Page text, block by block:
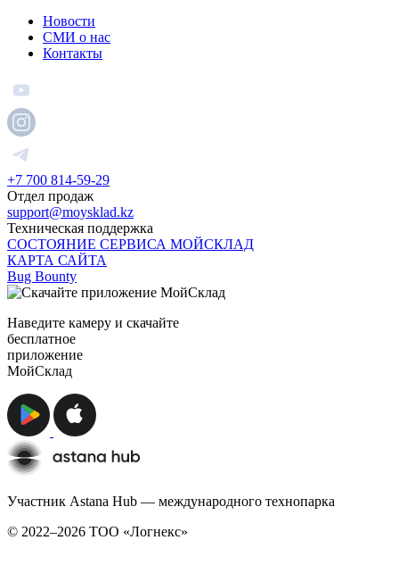
Новости
СМИ о нас
Контакты
+7 700 814-59-29
Отдел продаж
support@moysklad.kz
Техническая поддержка
СОСТОЯНИЕ СЕРВИСА МОЙСКЛАД
КАРТА САЙТА
Bug Bounty
Наведите камеру и скачайте
бесплатное
приложение
МойСклад
Участник Astana Hub — международного технопарка
© 2022–2026 TОО «Логнекс»